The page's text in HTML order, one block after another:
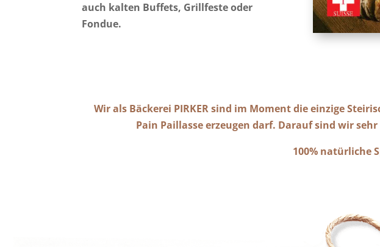
auch kalten Buffets, Grillfeste oder
Fondue.
Wir als Bäckerei PIRKER sind im Moment die einzige
Pain Paillasse erzeugen darf. Darauf sind wir
100% natürliche